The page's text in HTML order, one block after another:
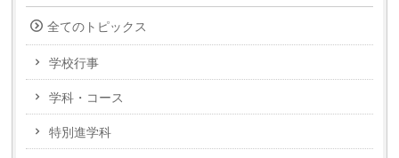
全てのトピックス
学校行事
学科・コース
特別進学科